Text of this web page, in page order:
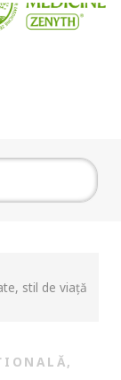
stil de viață
,